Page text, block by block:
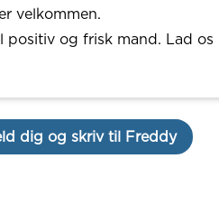
velkommen.
positiv og frisk mand. Lad os
dig og skriv til Freddy